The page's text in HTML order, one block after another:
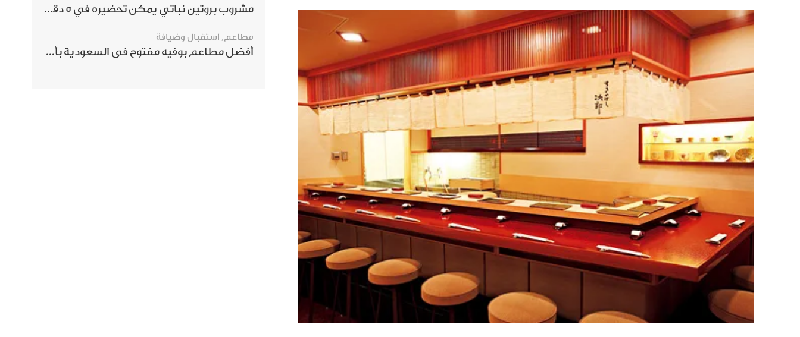
مشروب بروتين نباتي يمكن تحضيره في 5 دقائق ويمنحك شعورًا بالشبع
مطاعم, استقبال وضيافة
أفضل مطاعم بوفيه مفتوح في السعودية بأسعار تناسب الجميع